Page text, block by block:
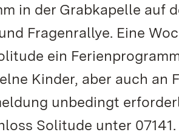
in der Grabkapelle auf
Fragenrallye. Eine
ein
Kinder, aber auch an
unbedingt
Solitude unter 07141.